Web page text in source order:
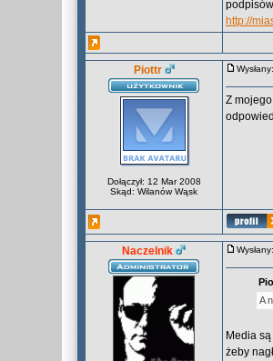
http://
Piottr
Dołączył: 12 Mar 2008
Skąd: Wilanów Wąsk
Z
Naczelnik
A
Media
żeby